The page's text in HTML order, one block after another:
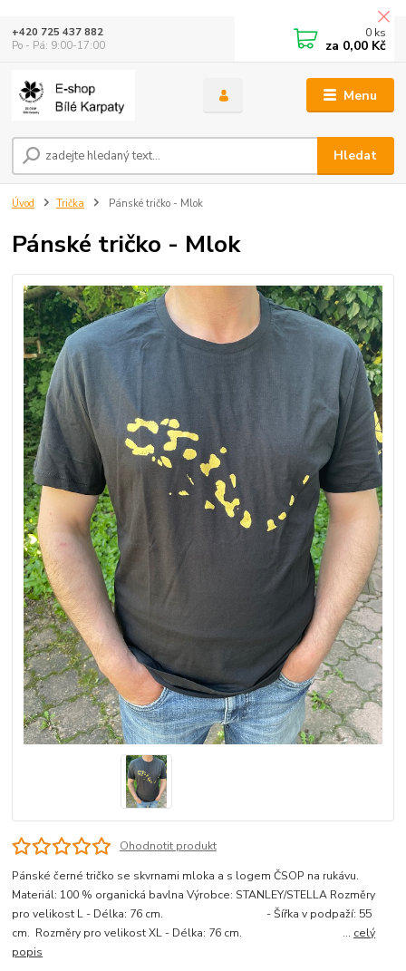
Menu
Hledat
+420 725 437 882
Po - Pá: 9:00-17:00
0 ks
za 0,00 Kč
Úvod Trička Pánské tričko - Mlok
Pánské tričko - Mlok
Ohodnotit produkt
Pánské černé tričko se skvrnami mloka a s logem ČSOP na rukávu.
Materiál: 100 % organická bavlna Výrobce: STANLEY/STELLA Rozměry
pro velikost L - Délka: 76 cm. - Šířka v podpaží: 55
cm. Rozměry pro velikost XL - Délka: 76 cm. ... celý
popis